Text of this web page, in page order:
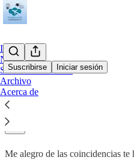
Suscribirse Iniciar sesión
Inicio
Notes
Sesiones en directo
Archivo
Acerca de
¡Hola!
Me alegro de las coincidencias te